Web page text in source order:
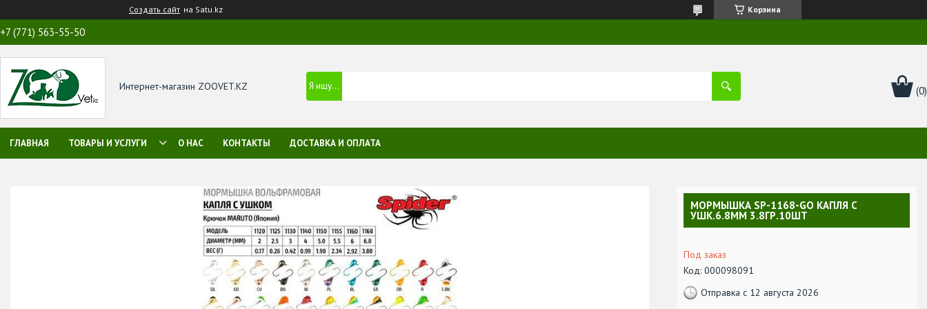
Создать сайт на Satu.kz Корзина
+7 (771) 563-55-50
Интернет-магазин ZOOVET.KZ
ГЛАВНАЯ ТОВАРЫ И УСЛУГИ О НАС КОНТАКТЫ ДОСТАВКА И ОПЛАТА
МОРМЫШКА SP-1168-GO KАПЛЯ С
УШК.6.8ММ 3.8ГР.10ШТ
Под заказ
Код: 000098091
Отправка с 12 августа 2026